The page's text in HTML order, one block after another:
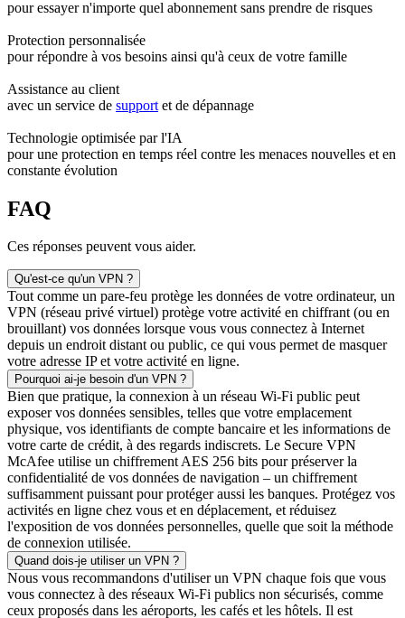
pour essayer n'importe quel abonnement sans prendre de risques
Protection personnalisée
pour répondre à vos besoins ainsi qu'à ceux de votre famille
Assistance au client
avec un service de support et de dépannage
Technologie optimisée par l'IA
pour une protection en temps réel contre les menaces nouvelles et en
constante évolution
FAQ
Ces réponses peuvent vous aider.
Qu'est-ce qu'un VPN ?​
Tout comme un pare-feu protège les données de votre ordinateur, un
VPN (réseau privé virtuel) protège votre activité en chiffrant (ou en
brouillant) vos données lorsque vous vous connectez à Internet
depuis un endroit distant ou public, ce qui vous permet de masquer
votre adresse IP et votre activité en ligne.
Pourquoi ai-je besoin d'un VPN ?
Bien que pratique, la connexion à un réseau Wi-Fi public peut
exposer vos données sensibles, telles que votre emplacement
physique, vos identifiants de compte bancaire et les informations de
votre carte de crédit, à des regards indiscrets. Le Secure VPN
McAfee utilise un chiffrement AES 256 bits pour préserver la
confidentialité de vos données de navigation – un chiffrement
suffisamment puissant pour protéger aussi les banques. Protégez vos
activités en ligne chez vous et en déplacement, et réduisez
l'exposition de vos données personnelles, quelle que soit la méthode
de connexion utilisée.
Quand dois-je utiliser un VPN ?
Nous vous recommandons d'utiliser un VPN chaque fois que vous
vous connectez à des réseaux Wi-Fi publics non sécurisés, comme
ceux proposés dans les aéroports, les cafés et les hôtels. Il est